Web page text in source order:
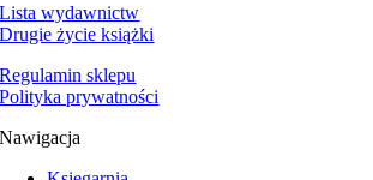
Lista wydawnictw
Drugie życie książki
Regulamin sklepu
Polityka prywatności
Nawigacja